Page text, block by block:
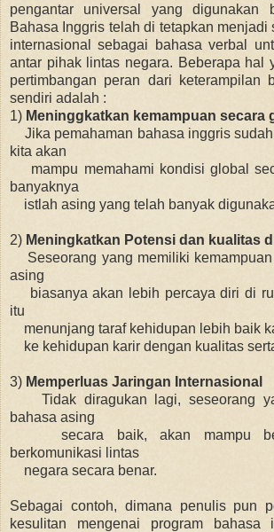
pengantar universal yang digunakan
Bahasa Inggris telah di tetapkan menjadi
internasional sebagai bahasa verbal
antar pihak lintas negara. Beberapa hal
pertimbangan peran dari keterampilan
sendiri adalah :
1) Meninggkatkan kemampuan secara
Jika pemahaman bahasa inggris
kita akan
mampu memahami kondisi global
banyaknya
istlah asing yang telah banyak
2) Meningkatkan Potensi dan kualitas
Seseorang yang memiliki kemampuan
asing
biasanya akan lebih percaya diri di
itu
menunjang taraf kehidupan lebih baik
ke kehidupan karir dengan kualitas
3) Memperluas Jaringan Internasional
Tidak diragukan lagi, seseorang
bahasa asing
secara baik, akan mampu
berkomunikasi lintas
negara secara benar.
Sebagai contoh, dimana penulis pun
kesulitan mengenai program bahasa